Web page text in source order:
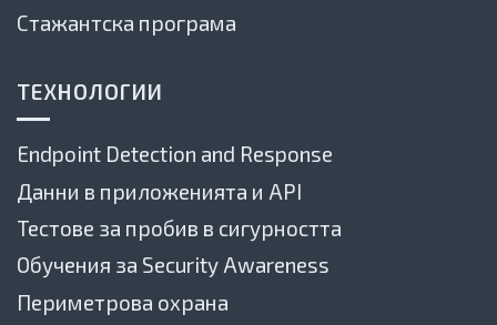
Стажантска програма
ТЕХНОЛОГИИ
Endpoint Detection and Response
Данни в приложенията и API
Тестове за пробив в сигурността
Обучения за Security Awareness
Периметрова охрана